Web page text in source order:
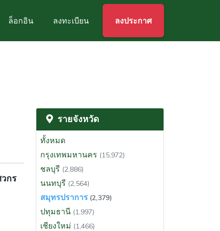
ล็อกอิน ลงทะเบียน ลงประกาศ
กร
รายจังหวัด
ทั้งหมด
กรุงเทพมหานคร (15,972)
ชลบุรี (2,886)
นนทบุรี (2,564)
สมุทรปราการ (2,379)
ปทุมธานี (1,997)
เชียงใหม่ (1,466)